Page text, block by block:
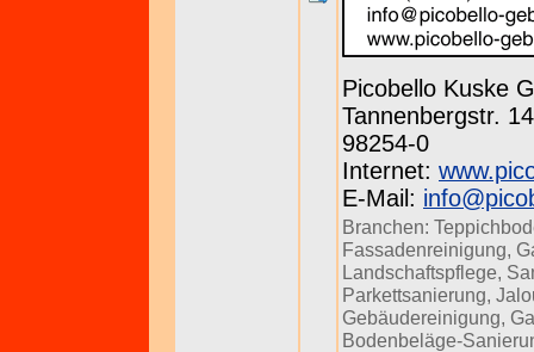
Picobello Kuske
Tannenbergstr.
98254-0
Internet:
E-Mail:
Branchen:
Fassadenreinigung,
Landschaftspflege,
Parkettsanierung,
Gebäudereinigung,
Bodenbeläge-